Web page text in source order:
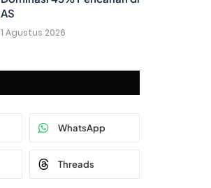
AS
1 Agustus 2026
WhatsApp
Threads